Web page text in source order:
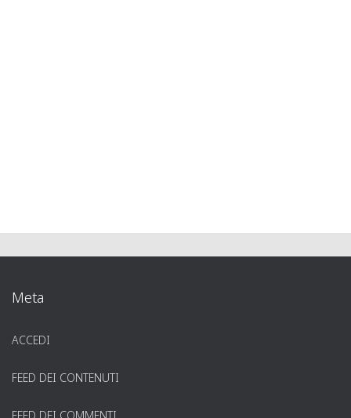
Meta
ACCEDI
FEED DEI CONTENUTI